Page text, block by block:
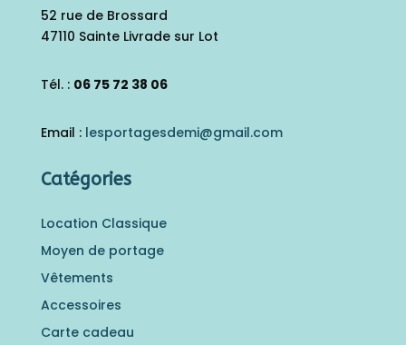
52 rue de Brossard
47110 Sainte Livrade sur Lot
Tél. : 06 75 72 38 06
Email : lesportagesdemi@gmail.com
Catégories
Location Classique
Moyen de portage
Vêtements
Accessoires
Carte cadeau